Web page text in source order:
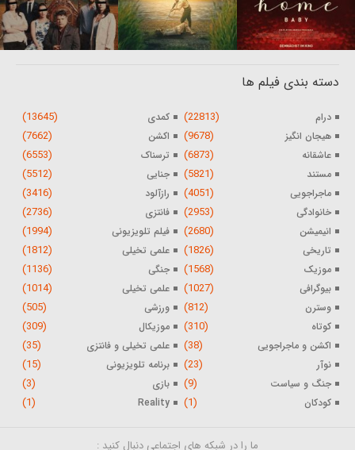
دسته بندی فیلم ها
درام (22813) کمدی (13645)
هیجان انگیز (9678) اکشن (7662)
عاشقانه (6873) ترسناک (6553)
مستند (5821) جنایی (5512)
ماجراجویی (4051) رازآلود (3416)
خانوادگی (2953) فانتزی (2736)
انیمیشن (2680) فیلم تلویزیونی (1994)
تاریخی (1826) علمی تخیلی (1812)
موزیک (1568) جنگی (1136)
بیوگرافی (1027) علمی تخیلی (1014)
وسترن (812) ورزشی (505)
کوتاه (310) موزیکال (309)
اکشن و ماجراجویی (38) علمی تخیلی و فانتزی (35)
نوآر (23) برنامه تلویزیونی (15)
جنگ و سیاست (9) بازی (3)
کودکان (1)
Reality
(1)
ما را در شبکه های اجتماعی دنبال کنید :